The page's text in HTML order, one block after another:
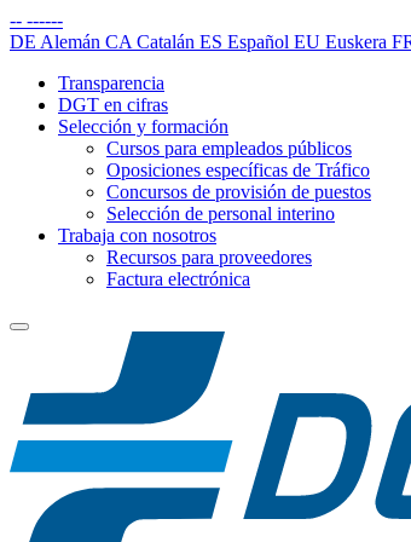
-- ------
DE Alemán CA Catalán ES Español EU Euskera
Transparencia
DGT en cifras
Selección y formación
Cursos para empleados públicos
Oposiciones específicas de Tráfico
Concursos de provisión de puestos
Selección de personal interino
Trabaja con nosotros
Recursos para proveedores
Factura electrónica